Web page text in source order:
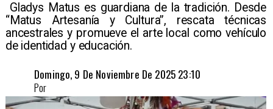
​ Gladys Matus es guardiana de la tradición. Desde
“Matus Artesanía y Cultura”, rescata técnicas
ancestrales y promueve el arte local como vehículo
de identidad y educación. ​
Domingo, 9 De Noviembre De 2025 23:10
Por